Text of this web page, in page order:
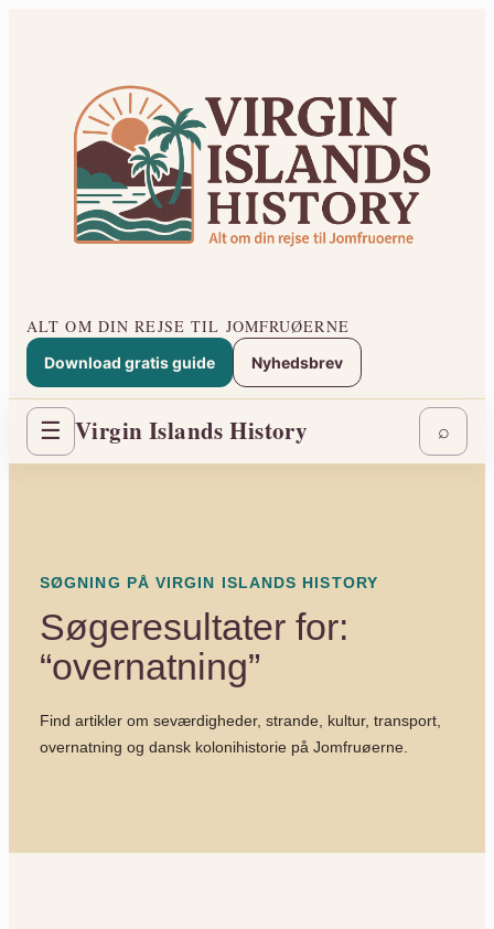
ALT OM DIN REJSE TIL JOMFRUØERNE
Download gratis guide Nyhedsbrev
☰ Virgin Islands History ⌕
SØGNING PÅ VIRGIN ISLANDS HISTORY
Søgeresultater for:
“overnatning”
Find artikler om seværdigheder, strande, kultur, transport,
overnatning og dansk kolonihistorie på Jomfruøerne.